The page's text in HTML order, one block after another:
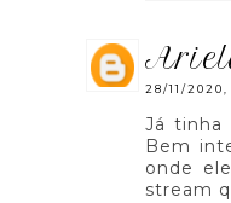
28/11/2020,
Já tinha
Bem
onde
stream